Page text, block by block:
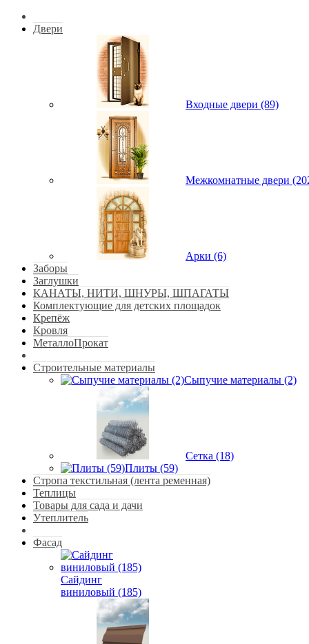
Двери
Входные двери (89)
Межкомнатные двери
Арки (6)
Заборы
Заглушки
КАНАТЫ, НИТИ, ШНУРЫ, ШПАГАТЫ
Комплектующие для детских площадок
Крепёж
Кровля
МеталлоПрокат
Строительные материалы
Сыпучие материалы (2)
Сетка (18)
Плиты (59)
Стропа текстильная (лента ременная)
Теплицы
Товары для сада и дачи
Утеплитель
Фасад
Сайдинг
виниловый (185)